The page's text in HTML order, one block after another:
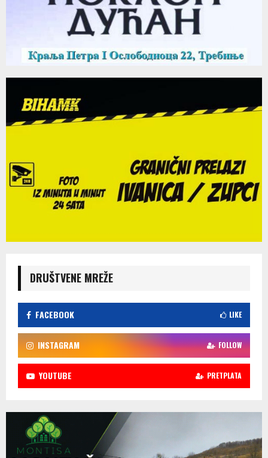
DRUŠTVENE MREŽE
FACEBOOK LIKE
INSTAGRAM FOLLOW
YOUTUBE PRETPLATA